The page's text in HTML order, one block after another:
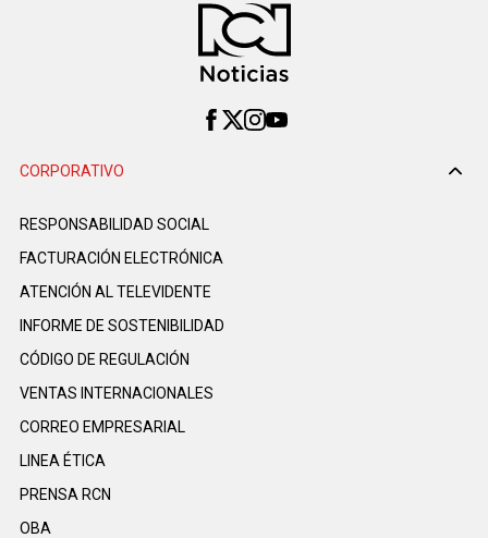
CORPORATIVO
RESPONSABILIDAD SOCIAL
FACTURACIÓN ELECTRÓNICA
ATENCIÓN AL TELEVIDENTE
INFORME DE SOSTENIBILIDAD
CÓDIGO DE REGULACIÓN
VENTAS INTERNACIONALES
CORREO EMPRESARIAL
LINEA ÉTICA
PRENSA RCN
OBA